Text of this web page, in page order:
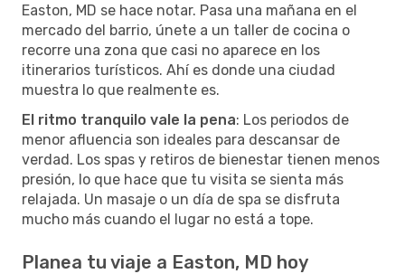
Easton, MD se hace notar. Pasa una mañana en el
mercado del barrio, únete a un taller de cocina o
recorre una zona que casi no aparece en los
itinerarios turísticos. Ahí es donde una ciudad
muestra lo que realmente es.
El ritmo tranquilo vale la pena: Los periodos de
menor afluencia son ideales para descansar de
verdad. Los spas y retiros de bienestar tienen menos
presión, lo que hace que tu visita se sienta más
relajada. Un masaje o un día de spa se disfruta
mucho más cuando el lugar no está a tope.
Planea tu viaje a Easton, MD hoy